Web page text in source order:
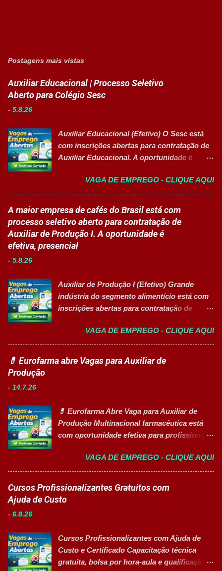
Postagens mais vistas
Auxiliar Educacional | Processo Seletivo
Aberto para Colégio Sesc
- 5.8.26
Auxiliar Educacional (Efetivo) O Sesc está
com inscrições abertas para contratação de
Auxiliar Educacional. A oportunidade é
nas áreas da educação que desejam atuar
em ambiente escolar, apoiando professores
e estudantes. 👉 CANDIDATAR-SE AGORA
Resumo da vaga Cargo: Auxiliar
Educacional Empresa: Sesc Tipo de
contratação: Efetivo (CLT) Modelo de
Apoiar professores durante atividades
pedagógicas. Auxiliar estudantes em
projetos educacionais. Dar suporte em
Disponibilizar materiais utilizados nas
atividades. Monitorar estudantes durante
aulas e recreios. Contribuir para um
educacionais desenvolv...
VAGA DE EMPREGO - CLIQUE AQUI
A maior empresa de cafés do Brasil está com
processo seletivo aberto para contratação de
Auxiliar de Produção I. A oportunidade é
efetiva, presencial
- 5.8.26
Auxiliar de Produção I (Efetivo) Grande
indústria do segmento alimentício está com
inscrições abertas para contratação de
AGORA Resumo da vaga Cargo: Auxiliar de
Produção I Empresa: Grupo 3Corações Tipo
de contratação: Efetivo (CLT) Modelo de
trabalho: Presencial Inscrições até: 10 de
abastecer materiais para as linhas de
produção. Separar produtos e insumos
utilizados na fabricação. Realizar paletização
o ambiente de trabalho limpo. Auxiliar
operadores nas atividades produtivas.
Comunicar anormalidades nos
equipamentos à manutenção. Cumprir
produtiva. Requisitos Ensino Médio
completo. Disponibilidade para trab...
VAGA DE EMPREGO - CLIQUE AQUI
💊 Eurofarma abre Vagas para Auxiliar de
Produção
- 14.7.26
💊 Eurofarma Abre Vaga para Auxiliar de
Produção Multinacional farmacêutica está
com oportunidade efetiva para profissionais
Deficiência (PcD). 🏢 Sobre a Eurofarma
Com mais de 50 anos de história , a
Eurofarma é uma multinacional brasileira
presente em 22 países , reconhecida pela
melhores empresas para trabalhar,
oferecendo oportunidades de crescimento,
desenvolvimento profissional e um ambiente
VAGA DE EMPREGO - CLIQUE AQUI
Cursos Profissionalizantes Gratuitos com
Ajuda de Custo
- 6.8.26
Cursos Profissionalizantes com Ajuda de
Custo e Certificado Capacitação técnica
gratuita, bolsa por hora-aula e qualificação